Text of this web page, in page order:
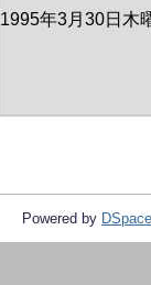
1995年3月30日木
Powered by